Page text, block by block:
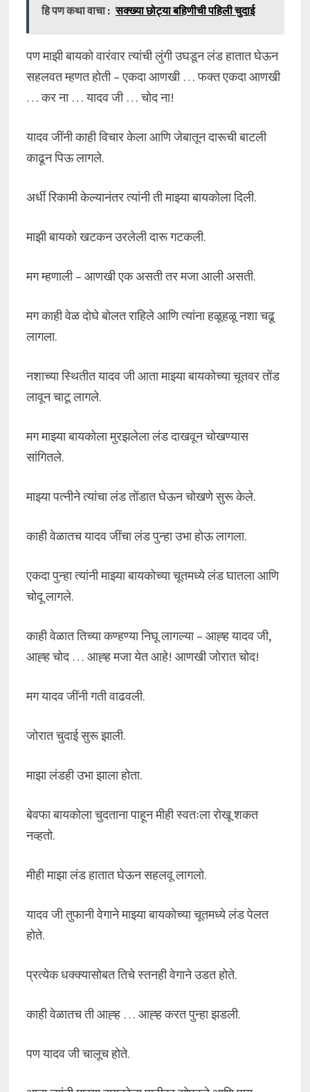
हि पण कथा वाचा : सक्ख्या छोट्या बहिणीची पहिली चुदाई
पण माझी बायको वारंवार त्यांची लुंगी उघडून लंड हातात घेऊन
सहलवत म्हणत होती – एकदा आणखी … फक्त एकदा आणखी
… कर ना … यादव जी … चोद ना!
यादव जींनी काही विचार केला आणि जेबातून दारूची बाटली
काढून पिऊ लागले.
अर्धी रिकामी केल्यानंतर त्यांनी ती माझ्या बायकोला दिली.
माझी बायको खटकन उरलेली दारू गटकली.
मग म्हणाली – आणखी एक असती तर मजा आली असती.
मग काही वेळ दोघे बोलत राहिले आणि त्यांना हळूहळू नशा चढू
लागला.
नशाच्या स्थितीत यादव जी आता माझ्या बायकोच्या चूतवर तोंड
लावून चाटू लागले.
मग माझ्या बायकोला मुरझलेला लंड दाखवून चोखण्यास
सांगितले.
माझ्या पत्नीने त्यांचा लंड तोंडात घेऊन चोखणे सुरू केले.
काही वेळातच यादव जींचा लंड पुन्हा उभा होऊ लागला.
एकदा पुन्हा त्यांनी माझ्या बायकोच्या चूतमध्ये लंड घातला आणि
चोदू लागले.
काही वेळात तिच्या कण्हण्या निघू लागल्या – आह्ह यादव जी,
आह्ह चोद … आह्ह मजा येत आहे! आणखी जोरात चोद!
मग यादव जींनी गती वाढवली.
जोरात चुदाई सुरू झाली.
माझा लंडही उभा झाला होता.
बेवफा बायकोला चुदताना पाहून मीही स्वतःला रोखू शकत
नव्हतो.
मीही माझा लंड हातात घेऊन सहलवू लागलो.
यादव जी तुफानी वेगाने माझ्या बायकोच्या चूतमध्ये लंड पेलत
होते.
प्रत्येक धक्क्यासोबत तिचे स्तनही वेगाने उडत होते.
काही वेळातच ती आह्ह … आह्ह करत पुन्हा झडली.
पण यादव जी चालूच होते.